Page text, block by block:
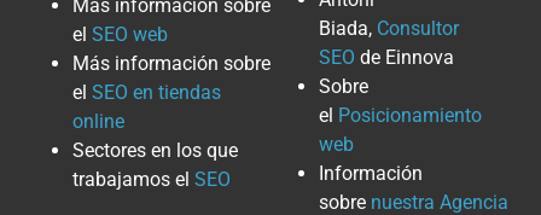
Más información sobre
el SEO web
Más información sobre
el SEO en tiendas
online
Sectores en los que
trabajamos el SEO
Biada, Consultor
SEO de Einnova
Sobre
el Posicionamiento
web
Información
sobre nuestra Agencia